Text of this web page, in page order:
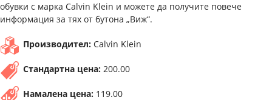
обувки с марка Calvin Klein и можете да получите повече
информация за тях от бутона „Виж“.
Производител: Calvin Klein
Стандартна цена: 200.00
Намалена цена: 119.00